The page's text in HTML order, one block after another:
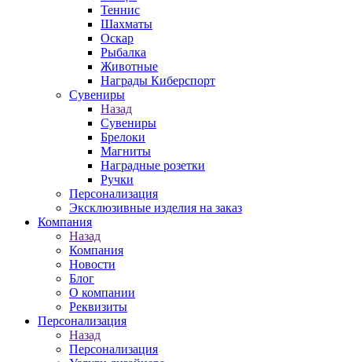
Теннис
Шахматы
Оскар
Рыбалка
Животные
Награды Киберспорт
Сувениры
Назад
Сувениры
Брелоки
Магниты
Наградные розетки
Ручки
Персонализация
Эксклюзивные изделия на заказ
Компания
Назад
Компания
Новости
Блог
О компании
Реквизиты
Персонализация
Назад
Персонализация